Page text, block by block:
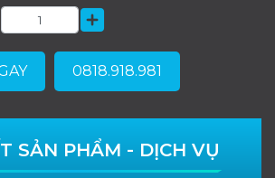
0818.918.981
SẢN PHẨM - DỊCH VỤ